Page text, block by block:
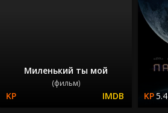
Миленький ты мой
(фильм)
5.4